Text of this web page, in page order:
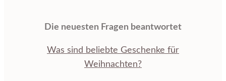
Die neuesten Fragen beantwortet
Was sind beliebte Geschenke für
Weihnachten?